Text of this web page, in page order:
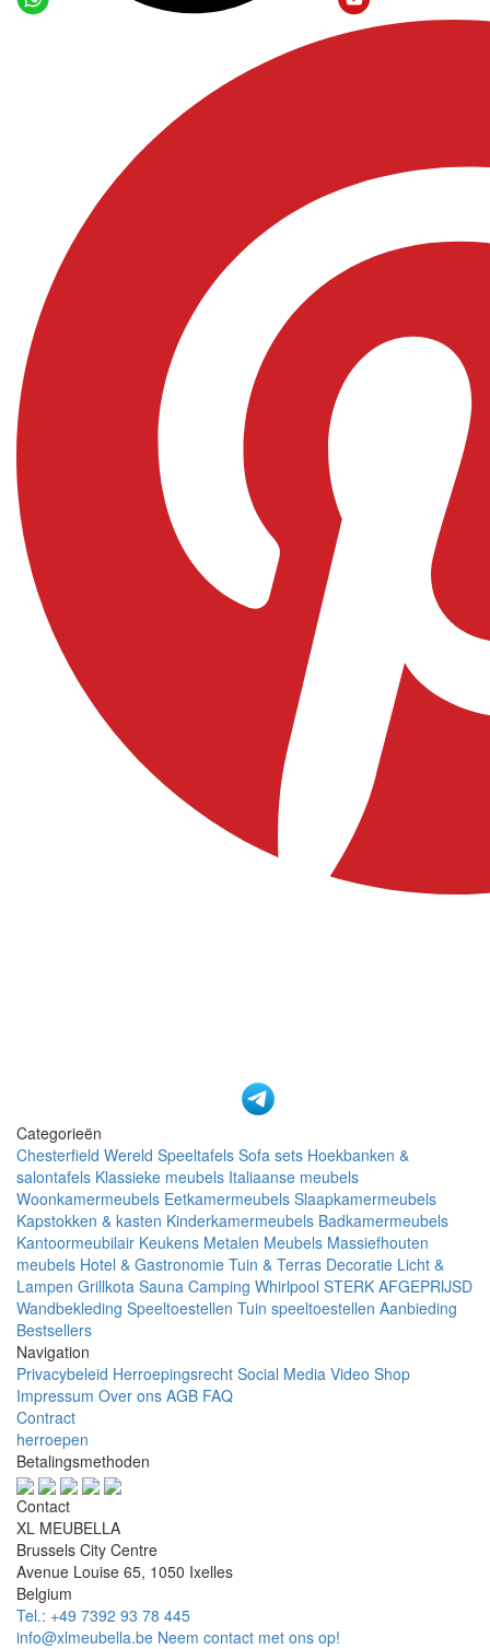
Categorieën
Chesterfield Wereld Speeltafels Sofa sets Hoekbanken &
salontafels Klassieke meubels Italiaanse meubels
Woonkamermeubels Eetkamermeubels Slaapkamermeubels
Kapstokken & kasten Kinderkamermeubels Badkamermeubels
Kantoormeubilair Keukens Metalen Meubels Massiefhouten
meubels Hotel & Gastronomie Tuin & Terras Decoratie Licht &
Lampen Grillkota Sauna Camping Whirlpool STERK AFGEPRIJSD
Wandbekleding Speeltoestellen Tuin speeltoestellen Aanbieding
Bestsellers
Navigation
Privacybeleid Herroepingsrecht Social Media Video Shop
Impressum Over ons AGB FAQ
Contract
herroepen
Betalingsmethoden
Contact
XL MEUBELLA
Brussels City Centre
Avenue Louise 65, 1050 Ixelles
Belgium
Tel.: +49 7392 93 78 445
info@xlmeubella.be Neem contact met ons op!